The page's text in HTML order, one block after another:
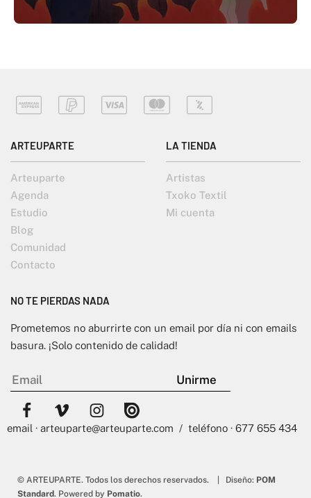
ARTEUPARTE
Arteuparte
Agenda
Estudio
Blog
Comunidad
Contacto
LA TIENDA
Artistas
Txoko Textil
Mi cuenta
NO TE PIERDAS NADA
Prometemos no aburrirte con un email por día ni con emails
basura. ¡Solo contenido de calidad!
email · arteuparte@arteuparte.com / teléfono · 677 655 434
© ARTEUPARTE. Todos los derechos reservados. | Diseño: POM
Standard. Powered by Pomatio.